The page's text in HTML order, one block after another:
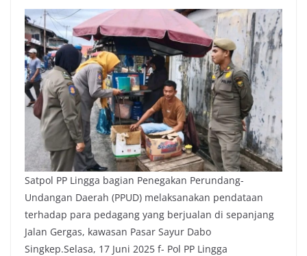
Satpol PP Lingga bagian Penegakan Perundang-
Undangan Daerah (PPUD) melaksanakan pendataan
terhadap para pedagang yang berjualan di sepanjang
Jalan Gergas, kawasan Pasar Sayur Dabo
Singkep.Selasa, 17 Juni 2025 f- Pol PP Lingga